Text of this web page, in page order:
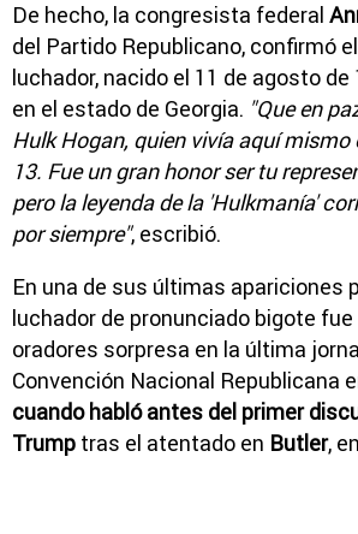
De hecho, la congresista federal
del Partido Republicano, confirmó
luchador, nacido el 11 de agosto
en el estado de Georgia. "Que en
Hulk Hogan, quien vivía aquí mismo
13. Fue un gran honor ser tu
pero la leyenda de la 'Hulkmanía'
por siempre", escribió.
En una de sus últimas apariciones
luchador de pronunciado bigote fue
oradores sorpresa en la última
Convención Nacional Republicana
cuando habló antes del primer
Trump tras el atentado en Butler,